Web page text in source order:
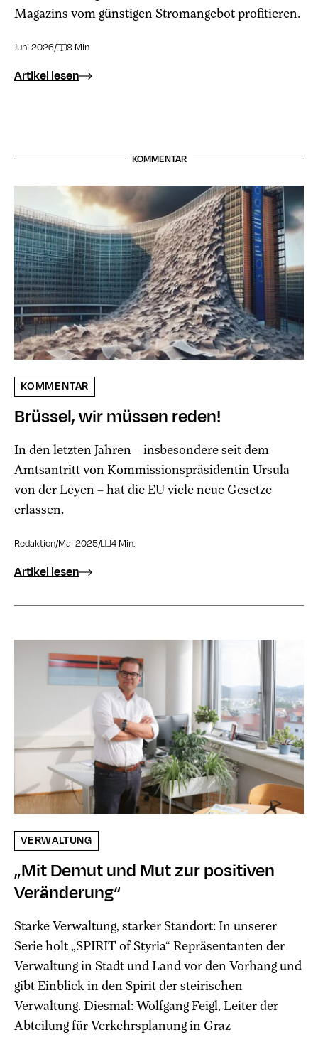
Magazins vom günstigen Stromangebot profitieren.
Juni 2026/ 8 Min.
Artikel lesen
KOMMENTAR
KOMMENTAR
Brüssel, wir müssen reden!
In den letzten Jahren – insbesondere seit dem
Amtsantritt von Kommissionspräsidentin Ursula
von der Leyen – hat die EU viele neue Gesetze
erlassen.
Redaktion/Mai 2025/ 4 Min.
Artikel lesen
VERWALTUNG
„Mit Demut und Mut zur positiven
Veränderung“
Starke Verwaltung, starker Standort: In unserer
Serie holt „SPIRIT of Styria“ Repräsentanten der
Verwaltung in Stadt und Land vor den Vorhang und
gibt Einblick in den Spirit der steirischen
Verwaltung. Diesmal: Wolfgang Feigl, Leiter der
Abteilung für Verkehrsplanung in Graz